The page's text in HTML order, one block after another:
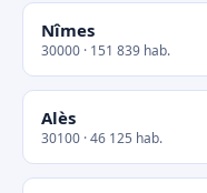
Nîmes
30000 · 151 839 hab.
Alès
30100 · 46 125 hab.